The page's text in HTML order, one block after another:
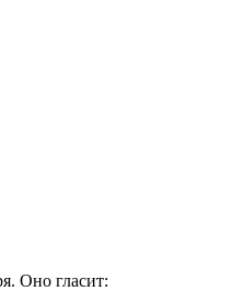
Оно гласит: